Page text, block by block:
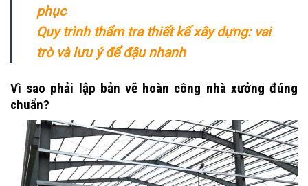
phục
Quy trình thẩm tra thiết kế xây dựng: vai
trò và lưu ý để đậu nhanh
Vì sao phải lập bản vẽ hoàn công nhà xưởng đúng
chuẩn?